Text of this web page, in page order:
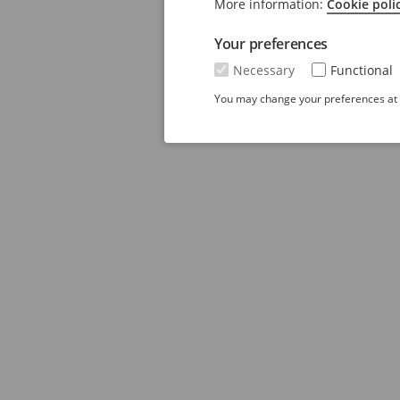
More information: Cookie
Your preferences
Necessary Functional
You may change your preferences